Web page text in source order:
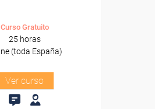
Curso Gratuito
25 horas
(toda España)
Ver curso